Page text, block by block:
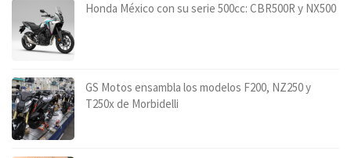
Honda México con su serie 500cc: CBR500R y NX500
GS Motos ensambla los modelos F200, NZ250 y
T250x de Morbidelli